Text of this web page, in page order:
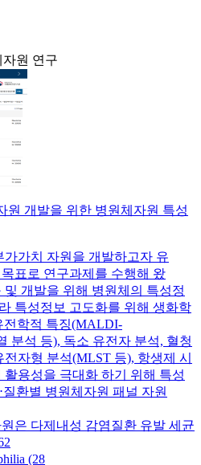
자원 연구
원 개발을 위한 병원체자원 특성
가치 자원을 개발하고자 유
표로 연구과제를 수행해 왔
개발을 위해 병원체의 특성정
특성정보 고도화를 위해 생화학
전학적 특징(MALDI-
분석 등), 독소 유전자 분석, 혈청
자형 분석(MLST 등), 항생제 시
용성을 극대화 하기 위해 특성
환별 병원체자원 패널 자원
은 다제내성 감염질환 유발 세균
(28